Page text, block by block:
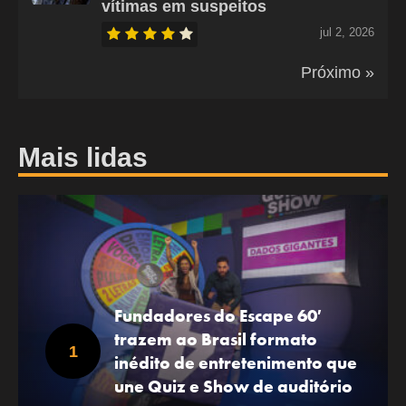
vítimas em suspeitos
jul 2, 2026
Próximo »
Mais lidas
Fundadores do Escape 60′
trazem ao Brasil formato
inédito de entretenimento que
une Quiz e Show de auditório